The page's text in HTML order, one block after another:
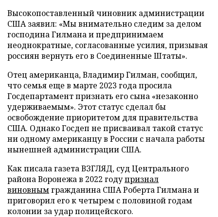
Высокопоставленный чиновник администрации
США заявил: «Мы внимательно следим за делом
господина Гилмана и предпринимаем
неоднократные, согласованные усилия, призывая
россиян вернуть его в Соединенные Штаты».
Отец американца, Владимир Гилман, сообщил,
что семья еще в марте 2023 года просила
Госдепартамент признать его сына «незаконно
удерживаемым». Этот статус сделал бы
освобождение приоритетом для правительства
США. Однако Госдеп не присваивал такой статус
ни одному американцу в России с начала работы
нынешней администрации США.
Как писала газета ВЗГЛЯД, суд Центрального
района Воронежа в 2022 годупризнал
виновнымгражданина США Роберта Гилмана и
приговорил его к четырем с половиной годам
колонии за удар полицейского.